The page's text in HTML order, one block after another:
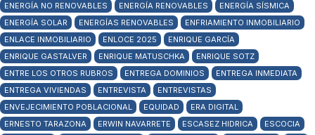
ENERGÍA NO RENOVABLES
ENERGÍA RENOVABLES
ENERGÍA SÍSMICA
ENERGÍA SOLAR
ENERGÍAS RENOVABLES
ENFRIAMIENTO INMOBILIARIO
ENLACE INMOBILIARIO
ENLOCE 2025
ENRIQUE GARCÍA
ENRIQUE GASTALVER
ENRIQUE MATUSCHKA
ENRIQUE SOTZ
ENTRE LOS OTROS RUBROS
ENTREGA DOMINIOS
ENTREGA INMEDIATA
ENTREGA VIVIENDAS
ENTREVISTA
ENTREVISTAS
ENVEJECIMIENTO POBLACIONAL
EQUIDAD
ERA DIGITAL
ERNESTO TARAZONA
ERWIN NAVARRETE ESCASEZ HIDRICA
ESCOCIA